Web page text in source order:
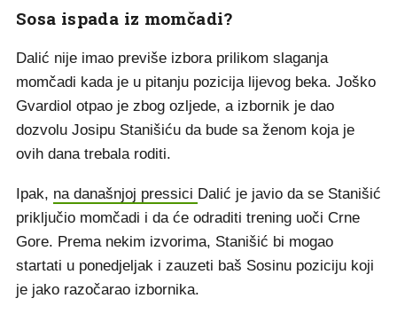
Sosa ispada iz momčadi?
Dalić nije imao previše izbora prilikom slaganja
momčadi kada je u pitanju pozicija lijevog beka. Joško
Gvardiol otpao je zbog ozljede, a izbornik je dao
dozvolu Josipu Stanišiću da bude sa ženom koja je
ovih dana trebala roditi.
Ipak, na današnjoj pressici Dalić je javio da se Stanišić
priključio momčadi i da će odraditi trening uoči Crne
Gore. Prema nekim izvorima, Stanišić bi mogao
startati u ponedjeljak i zauzeti baš Sosinu poziciju koji
je jako razočarao izbornika.